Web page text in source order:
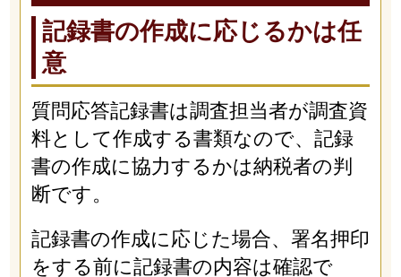
記録書の作成に応じるかは任
意
質問応答記録書は調査担当者が調査資
料として作成する書類なので、記録
書の作成に協力するかは納税者の判
断です。
記録書の作成に応じた場合、署名押印
をする前に記録書の内容は確認で